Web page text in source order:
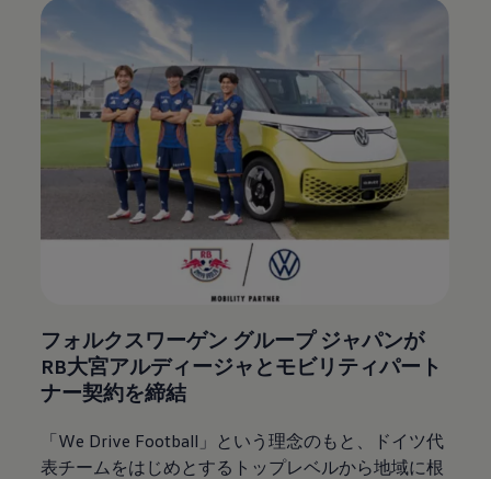
フォルクスワーゲン グループ ジャパンが​
RB大宮アルディージャとモビリティパート
ナー契約を締結
「We Drive Football」という理念のもと、​ドイツ代
表チームをはじめとするトップレベルから地域に根